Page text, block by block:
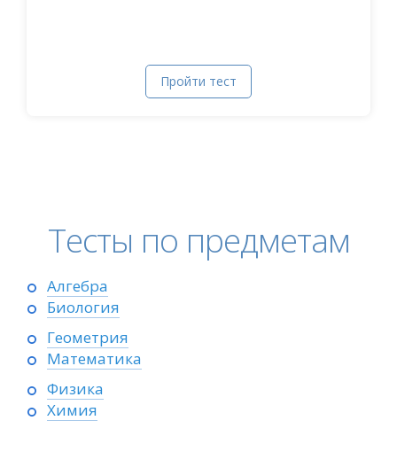
Пройти тест
Тесты по предметам
Алгебра
Биология
Геометрия
Математика
Физика
Химия